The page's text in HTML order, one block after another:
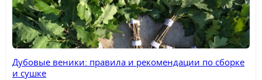
Дубовые веники: правила и рекомендации по сборке
и сушке